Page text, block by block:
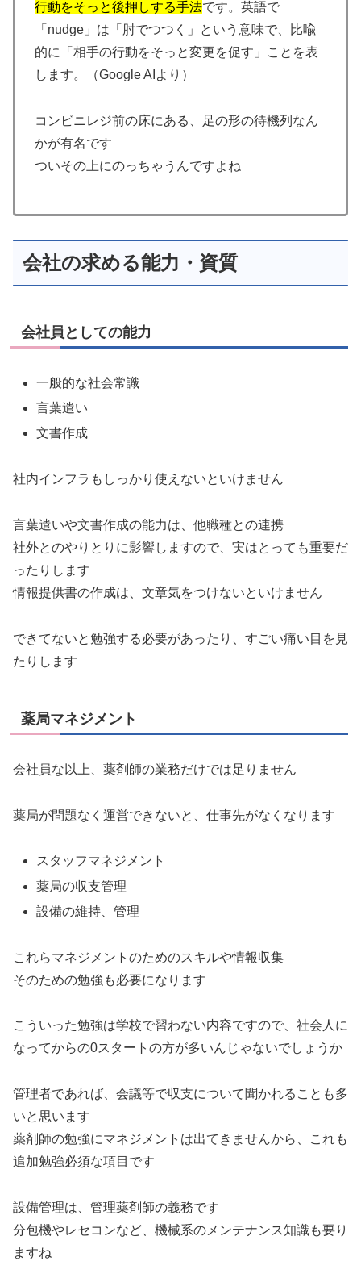
行動をそっと後押しする手法です。英語で
「nudge」は「肘でつつく」という意味で、比喩
的に「相手の行動をそっと変更を促す」ことを表
します。（Google AIより）
コンビニレジ前の床にある、足の形の待機列なん
かが有名です
ついその上にのっちゃうんですよね
会社の求める能力・資質
会社員としての能力
一般的な社会常識
言葉遣い
文書作成
社内インフラもしっかり使えないといけません
言葉遣いや文書作成の能力は、他職種との連携
社外とのやりとりに影響しますので、実はとっても重要だ
ったりします
情報提供書の作成は、文章気をつけないといけません
できてないと勉強する必要があったり、すごい痛い目を見
たりします
薬局マネジメント
会社員な以上、薬剤師の業務だけでは足りません
薬局が問題なく運営できないと、仕事先がなくなります
スタッフマネジメント
薬局の収支管理
設備の維持、管理
これらマネジメントのためのスキルや情報収集
そのための勉強も必要になります
こういった勉強は学校で習わない内容ですので、社会人に
なってからの0スタートの方が多いんじゃないでしょうか
管理者であれば、会議等で収支について聞かれることも多
いと思います
薬剤師の勉強にマネジメントは出てきませんから、これも
追加勉強必須な項目です
設備管理は、管理薬剤師の義務です
分包機やレセコンなど、機械系のメンテナンス知識も要り
ますね